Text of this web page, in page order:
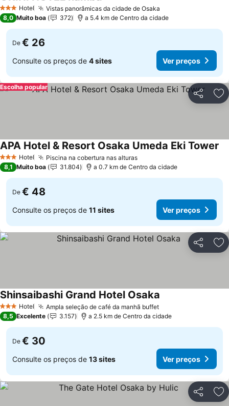
3 EstrelasHotel Vistas panorâmicas da cidade de Osaka
8,0 Muito boa 372 a 5.4 km de Centro da cidade
De € 26
Consulte os preços de 4 sites Ver preços
Partilhar
Escolha popular
3 EstrelasHotel Piscina na cobertura nas alturasVer preços
APA Hotel & Resort Osaka Umeda Eki Tower
8,1 Muito boa 31.804 a 0.7 km de Centro da cidade
De € 48
Consulte os preços de 11 sites Ver preços
Partilhar
3 EstrelasHotel Ampla seleção de café da manhã buffetVer preços
Shinsaibashi Grand Hotel Osaka
8,5 Excelente 3.157 a 2.5 km de Centro da cidade
De € 30
Consulte os preços de 13 sites Ver preços
Partilhar